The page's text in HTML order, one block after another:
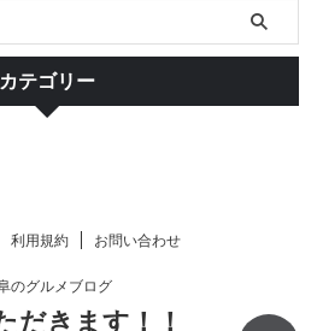
カテゴリー
利用規約 お問い合わせ
のグルメブログ
だきます！！